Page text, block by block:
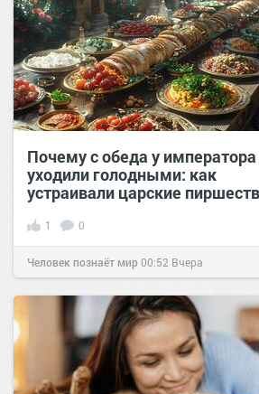
Почему с обеда у императора
уходили голодными: как
устраивали царские
1 0
Человек познаёт мир00:52 Вчера